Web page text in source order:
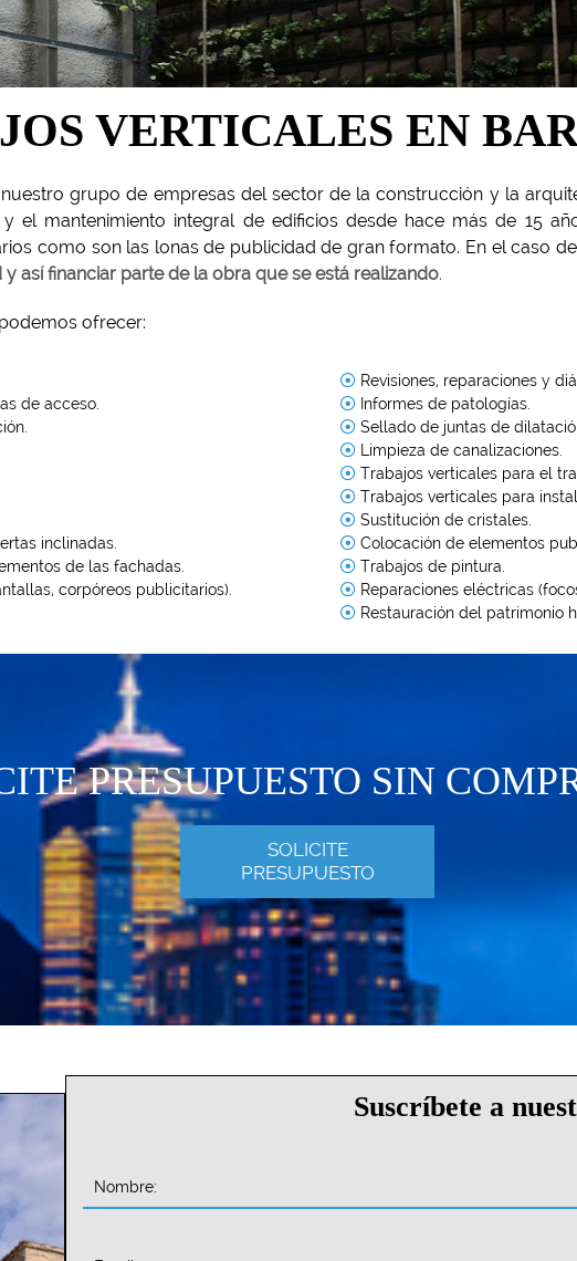
VERTICALES EN
grupo de empresas del sector de la construcción y la
y el mantenimiento integral de edificios desde hace más de 15
como son las lonas de publicidad de gran formato. En el caso
así financiar parte de la obra que se está realizando.
ofrecer:
de acceso.
inclinadas.
de las fachadas.
corpóreos publicitarios).
Revisiones, reparaciones y
Informes de patologías.
Sellado de juntas de
Limpieza de canalizaciones.
Trabajos verticales para el
Trabajos verticales para
Sustitución de cristales.
Colocación de elementos
Trabajos de pintura.
Reparaciones eléctricas
Restauración del patrimonio
PRESUPUESTO SIN
SOLICITE
PRESUPUESTO
Suscríbete a
Nombre: